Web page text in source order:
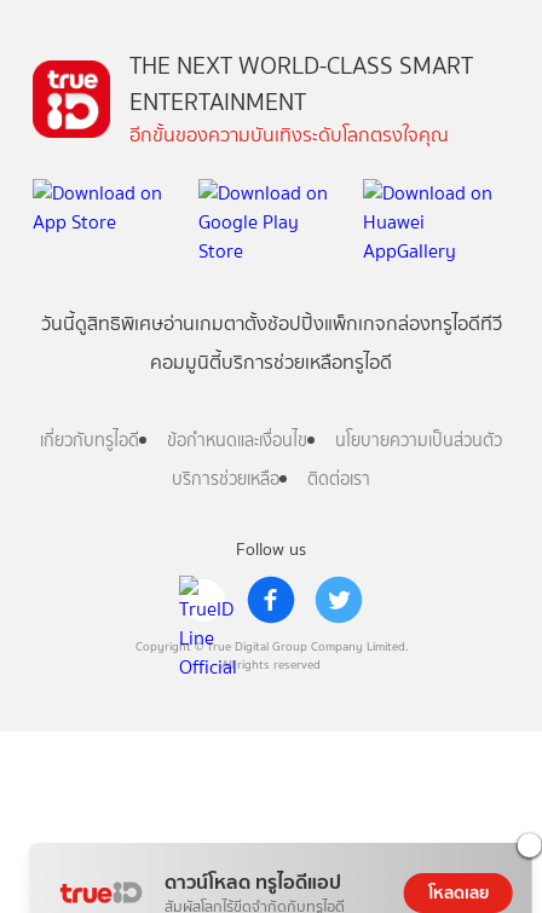
ดาวน์โหลด ทรูไอดีแอป
สัมผัสโลกไร้ขีดจำกัดกับทรูไอดี
โหลดเลย
Follow us
Copyright © True Digital Group Company Limited.
All rights reserved
THE NEXT WORLD-CLASS SMART
ENTERTAINMENT
อีกขั้นของความบันเทิงระดับโลกตรงใจคุณ
วันนี้ดูสิทธิพิเศษอ่านเกมตาตั้งช้อปปิ้งแพ็กเกจกล่องทรูไอดีทีวี
คอมมูนิตี้บริการช่วยเหลือทรูไอดี
เกี่ยวกับทรูไอดี ข้อกำหนดและเงื่อนไข
นโยบายความเป็นส่วนตัว
บริการช่วยเหลือ
ติดต่อเรา